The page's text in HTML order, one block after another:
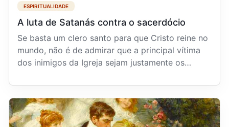
ESPIRITUALIDADE
A luta de Satanás contra o sacerdócio
Se basta um clero santo para que Cristo reine no
mundo, não é de admirar que a principal vítima
dos inimigos da Igreja sejam justamente os